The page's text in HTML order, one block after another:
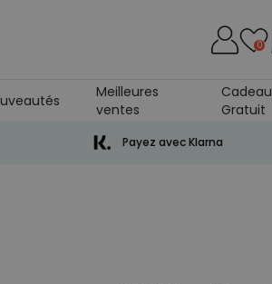
0
Meilleures
ventes
Cadeau
Gratuit
Payez avec Klarna